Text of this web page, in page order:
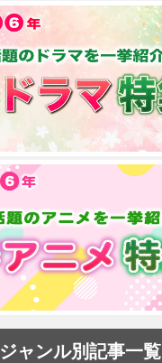
ジャンル別記事一覧